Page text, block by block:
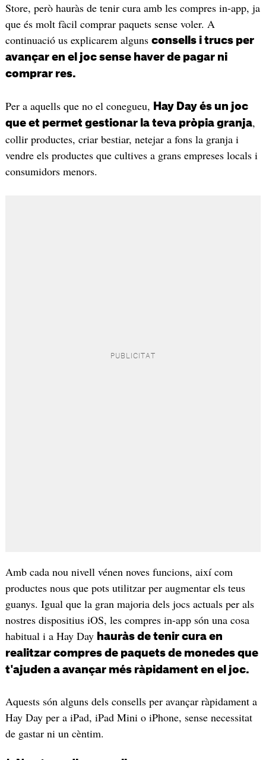
Store, però hauràs de tenir cura amb les compres in-app, ja
que és molt fàcil comprar paquets sense voler. A
continuació us explicarem alguns consells i trucs per
avançar en el joc sense haver de pagar ni
comprar res.
Per a aquells que no el conegueu, Hay Day és un joc
que et permet gestionar la teva pròpia granja,
collir productes, criar bestiar, netejar a fons la granja i
vendre els productes que cultives a grans empreses locals i
consumidors menors.
Amb cada nou nivell vénen noves funcions, així com
productes nous que pots utilitzar per augmentar els teus
guanys. Igual que la gran majoria dels jocs actuals per als
nostres dispositius iOS, les compres in-app són una cosa
habitual i a Hay Day hauràs de tenir cura en
realitzar compres de paquets de monedes que
t'ajuden a avançar més ràpidament en el joc.
Aquests són alguns dels consells per avançar ràpidament a
Hay Day per a iPad, iPad Mini o iPhone, sense necessitat
de gastar ni un cèntim.